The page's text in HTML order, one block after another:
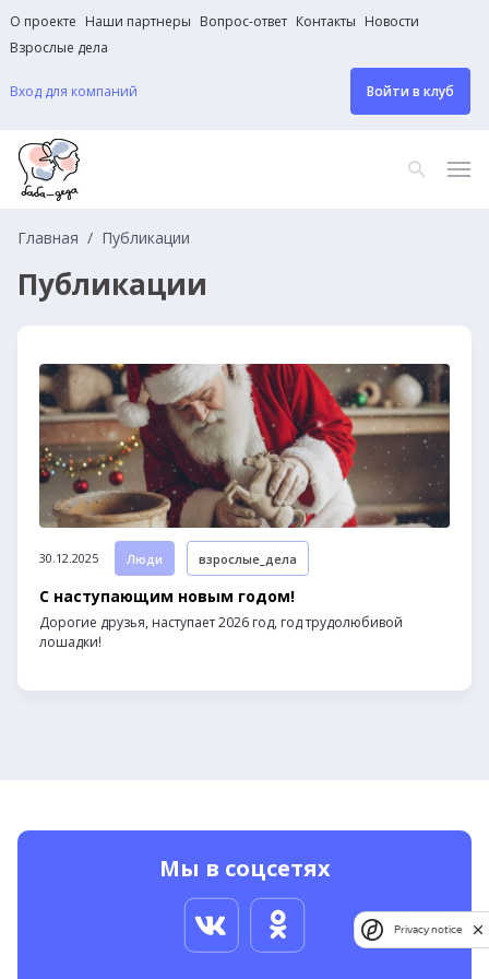
О проекте Наши партнеры Вопрос-ответ Контакты Новости
Взрослые дела
Вход для компаний Войти в клуб
Главная Публикации
Публикации
30.12.2025 Люди взрослые_дела
С наступающим новым годом!
Дорогие друзья, наступает 2026 год, год трудолюбивой
лошадки!
Мы в соцсетях
Privacy notice